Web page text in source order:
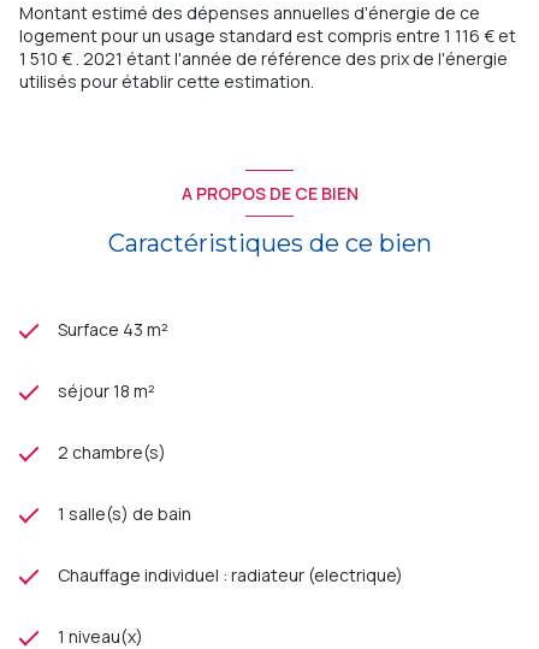
Montant estimé des dépenses annuelles d'énergie de ce
logement pour un usage standard est compris entre 1 116 € et
1 510 € . 2021 étant l'année de référence des prix de l'énergie
utilisés pour établir cette estimation.
A PROPOS DE CE BIEN
Caractéristiques de ce bien
Surface 43 m²
séjour 18 m²
2 chambre(s)
1 salle(s) de bain
Chauffage individuel : radiateur (electrique)
1 niveau(x)